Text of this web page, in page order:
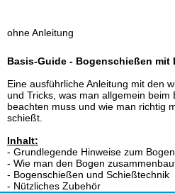
ohne Anleitung
Basis-Guide - Bogenschießen mit
Eine ausführliche Anleitung mit den
und Tricks, was man allgemein beim
beachten muss und wie man richtig
schießt.
Inhalt:
- Grundlegende Hinweise zum
- Wie man den Bogen
- Bogenschießen und Schießtechnik
- Nützliches Zubehör